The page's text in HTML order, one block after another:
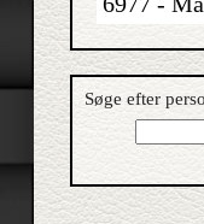
Søge efter